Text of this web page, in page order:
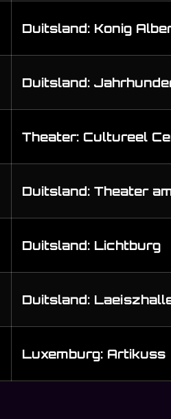
Duitsland: Konig
Duitsland:
Theater: Cultureel
Duitsland: Theater
Duitsland: Lichtburg
Duitsland:
Luxemburg: Artikuss